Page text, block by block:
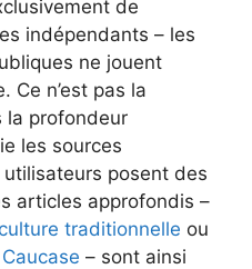
de
indépendants – les
ne jouent
Ce n’est pas la
la profondeur
les sources
posent des
articles approfondis –
traditionnelle ou
– sont ainsi